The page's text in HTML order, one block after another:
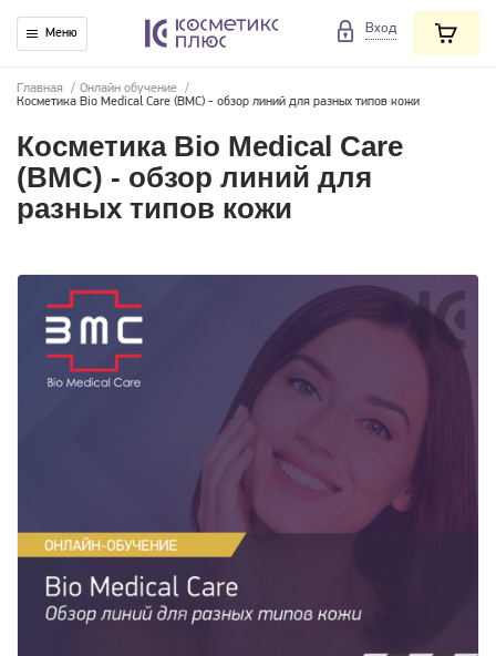
Меню Вход
Главная / Онлайн обучение /
Косметика Bio Medical Care (BMC) - обзор линий для разных типов кожи
Косметика Bio Medical Care
(BMC) - обзор линий для
разных типов кожи